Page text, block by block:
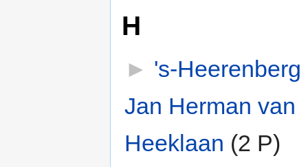
H
► 's-Heerenberg
Jan Herman van
Heeklaan (2 P)